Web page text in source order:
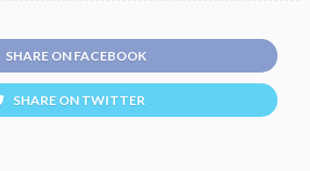
SHARE ON FACEBOOK
SHARE ON TWITTER